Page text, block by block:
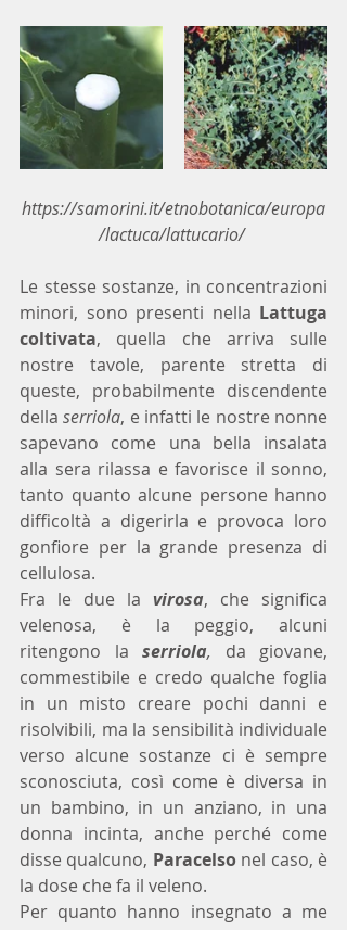
https://samorini.it/etnobotanica/europa
/lactuca/lattucario/​
Le stesse sostanze, in concentrazioni
minori, sono presenti nella Lattuga
coltivata, quella che arriva sulle
nostre tavole, parente stretta di
queste, probabilmente discendente
della serriola, e infatti le nostre nonne
sapevano come una bella insalata
alla sera rilassa e favorisce il sonno,
tanto quanto alcune persone hanno
difficoltà a digerirla e provoca loro
gonfiore per la grande presenza di
cellulosa.
Fra le due la virosa, che significa
velenosa, è la peggio, alcuni
ritengono la serriola, da giovane,
commestibile e credo qualche foglia
in un misto creare pochi danni e
risolvibili, ma la sensibilità individuale
verso alcune sostanze ci è sempre
sconosciuta, così come è diversa in
un bambino, in un anziano, in una
donna incinta, anche perché come
disse qualcuno, Paracelso nel caso, è
la dose che fa il veleno.
Per quanto hanno insegnato a me